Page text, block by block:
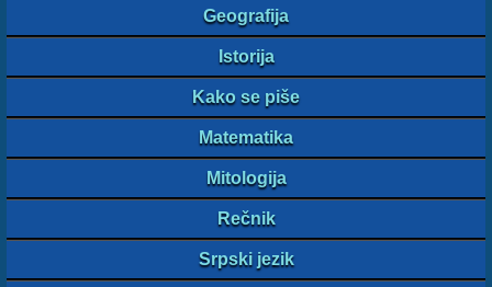
Geografija
Istorija
Kako se piše
Matematika
Mitologija
Rečnik
Srpski jezik